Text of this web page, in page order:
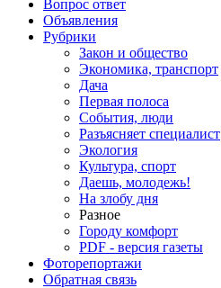
Вопрос ответ
Объявления
Рубрики
Закон и общество
Экономика, транспорт
Дача
Первая полоса
События, люди
Разъясняет специалист
Экология
Культура, спорт
Даешь, молодежь!
На злобу дня
Разное
Городу комфорт
PDF - версия газеты
Фоторепортажи
Обратная связь